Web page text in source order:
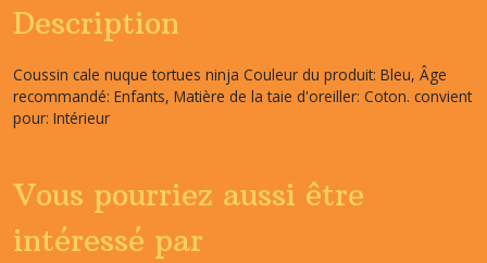
Description
Coussin cale nuque tortues ninja Couleur du produit: Bleu, Âge
recommandé: Enfants, Matière de la taie d'oreiller: Coton. convient
pour: Intérieur
Vous pourriez aussi être
intéressé par